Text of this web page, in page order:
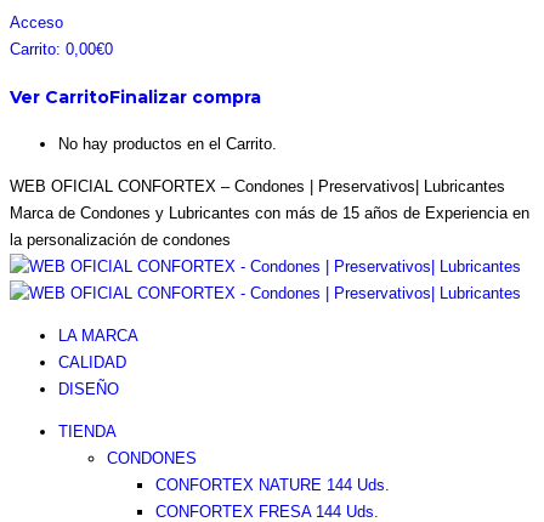
Saltar
al
Facebook
page
in
Instagram
page
in
Pinterest
page
in
Twitter
page
in
Acceso
Carrito: 0,00€0
Ver CarritoFinalizar compra
No hay productos en el Carrito.
WEB OFICIAL CONFORTEX – Condones | Preservativos| Lubricantes
Marca de Condones y Lubricantes con más de 15 años de Experiencia en
la personalización de condones
LA MARCA
CALIDAD
DISEÑO
TIENDA
CONDONES
CONFORTEX NATURE 144 Uds.
CONFORTEX FRESA 144 Uds.